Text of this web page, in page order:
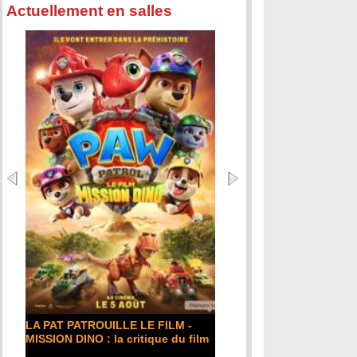
Actuellement en salles
LA PAT PATROUILLE LE FILM -
MISSION DINO : la critique du film